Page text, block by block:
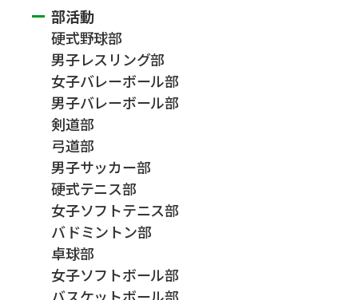
部活動
硬式野球部
男子レスリング部
女子バレーボール部
男子バレーボール部
剣道部
弓道部
男子サッカー部
硬式テニス部
女子ソフトテニス部
バドミントン部
卓球部
女子ソフトボール部